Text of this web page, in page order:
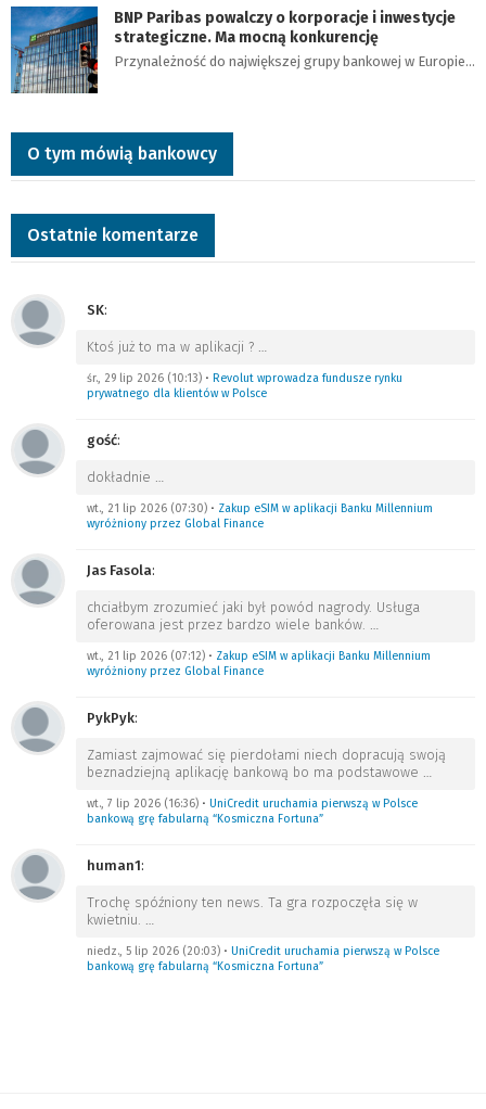
BNP Paribas powalczy o korporacje i inwestycje
strategiczne. Ma mocną konkurencję
Przynależność do największej grupy bankowej w Europie…
O tym mówią bankowcy
Ostatnie komentarze
SK:
Ktoś już to ma w aplikacji ? …
śr., 29 lip 2026 (10:13) • Revolut wprowadza fundusze rynku
prywatnego dla klientów w Polsce
gość:
dokładnie …
wt., 21 lip 2026 (07:30) • Zakup eSIM w aplikacji Banku Millennium
wyróżniony przez Global Finance
Jas Fasola:
chciałbym zrozumieć jaki był powód nagrody. Usługa
oferowana jest przez bardzo wiele banków. …
wt., 21 lip 2026 (07:12) • Zakup eSIM w aplikacji Banku Millennium
wyróżniony przez Global Finance
PykPyk:
Zamiast zajmować się pierdołami niech dopracują swoją
beznadziejną aplikację bankową bo ma podstawowe …
wt., 7 lip 2026 (16:36) • UniCredit uruchamia pierwszą w Polsce
bankową grę fabularną “Kosmiczna Fortuna”
human1:
Trochę spóźniony ten news. Ta gra rozpoczęła się w
kwietniu. …
niedz., 5 lip 2026 (20:03) • UniCredit uruchamia pierwszą w Polsce
bankową grę fabularną “Kosmiczna Fortuna”